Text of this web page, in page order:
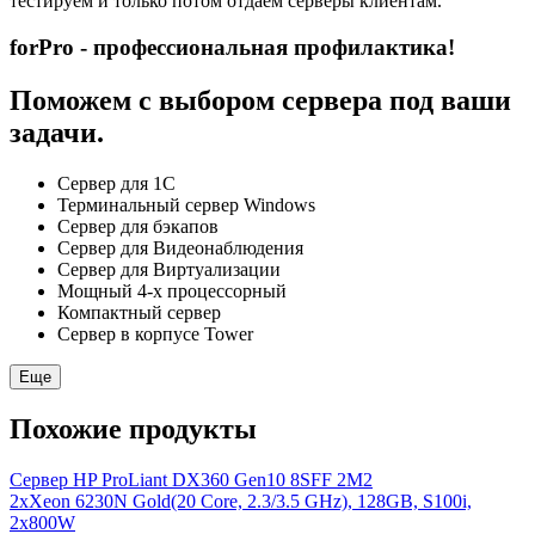
forPro - профессиональная профилактика!
Поможем с выбором сервера под ваши
задачи.
Сервер для 1С
Терминальный сервер Windows
Сервер для бэкапов
Сервер для Видеонаблюдения
Сервер для Виртуализации
Мощный 4-х процессорный
Компактный сервер
Сервер в корпусе Tower
Еще
Похожие продукты
Сервер HP ProLiant DX360 Gen10 8SFF 2M2
2xXeon 6230N Gold(20 Core, 2.3/3.5 GHz), 128GB, S100i,
2x800W